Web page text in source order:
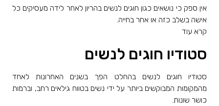
אין ספק כי נושאים כגון חוגים לנשים בהריון לאחר לידה מעסיקים כל
אישה בשלב כזה או אחר בחייה.
קרא עוד
סטודיו חוגים לנשים
סטודיו חוגים לנשים בהחלט הפך בשנים האחרונות לאחד
מהמקומות המבוקשים ביותר על ידי נשים בטווח גילאים רחב, וברמות
כושר שונות.